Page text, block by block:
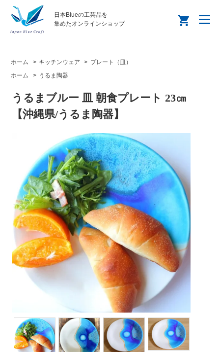
日本Blueの工芸品を
集めたオンラインショップ
ホーム > キッチンウェア > プレート（皿）
ホーム
> うるま陶器
うるまブルー 皿 朝食プレート 23㎝
【沖縄県/うるま陶器】